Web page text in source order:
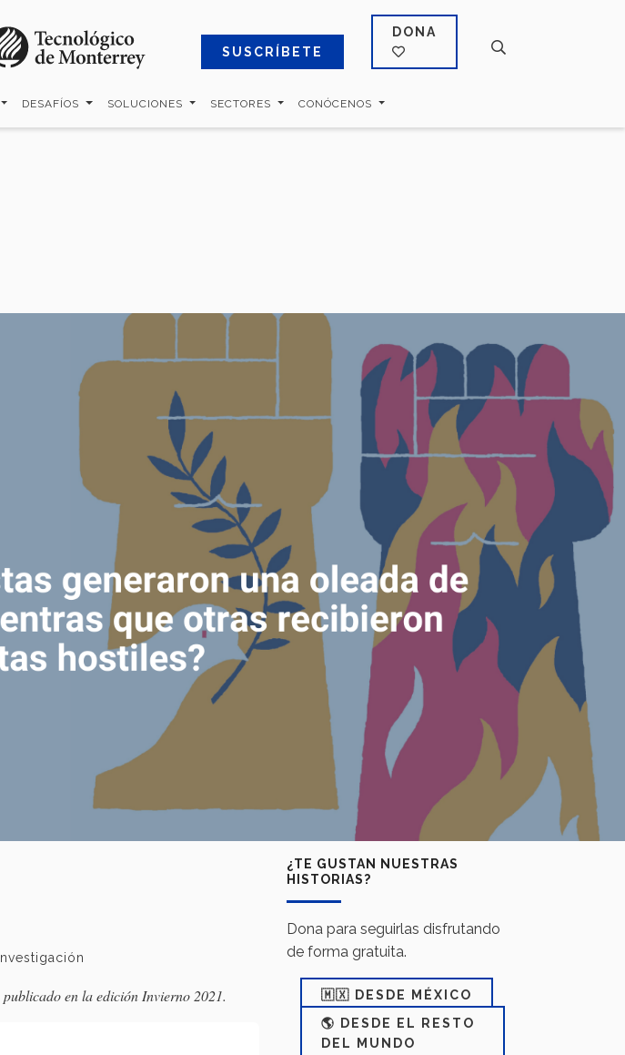
SUSCRÍBETE
DONA
DESAFÍOS SOLUCIONES SECTORES CONÓCENOS
Investigación
en la edición Invierno 2021.
¿TE GUSTAN NUESTRAS
HISTORIAS?
Dona para seguirlas disfrutando
de forma gratuita.
🇲🇽 DESDE MÉXICO
🌎 DESDE EL RESTO
DEL MUNDO